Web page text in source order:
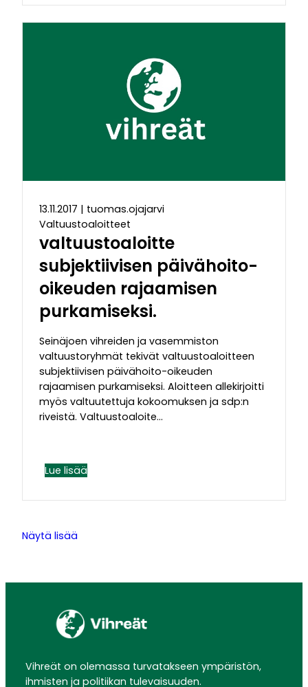
13.11.2017 | tuomas.ojajarvi
Valtuustoaloitteet
valtuustoaloitte
subjektiivisen päivähoito-
oikeuden rajaamisen
purkamiseksi.
Seinäjoen vihreiden ja vasemmiston
valtuustoryhmät tekivät valtuustoaloitteen
subjektiivisen päivähoito-oikeuden
rajaamisen purkamiseksi. Aloitteen allekirjoitti
myös valtuutettuja kokoomuksen ja sdp:n
riveistä. Valtuustoaloite…
Lue lisää
Näytä lisää
Vihreät on olemassa turvatakseen ympäristön,
ihmisten ja politiikan tulevaisuuden.